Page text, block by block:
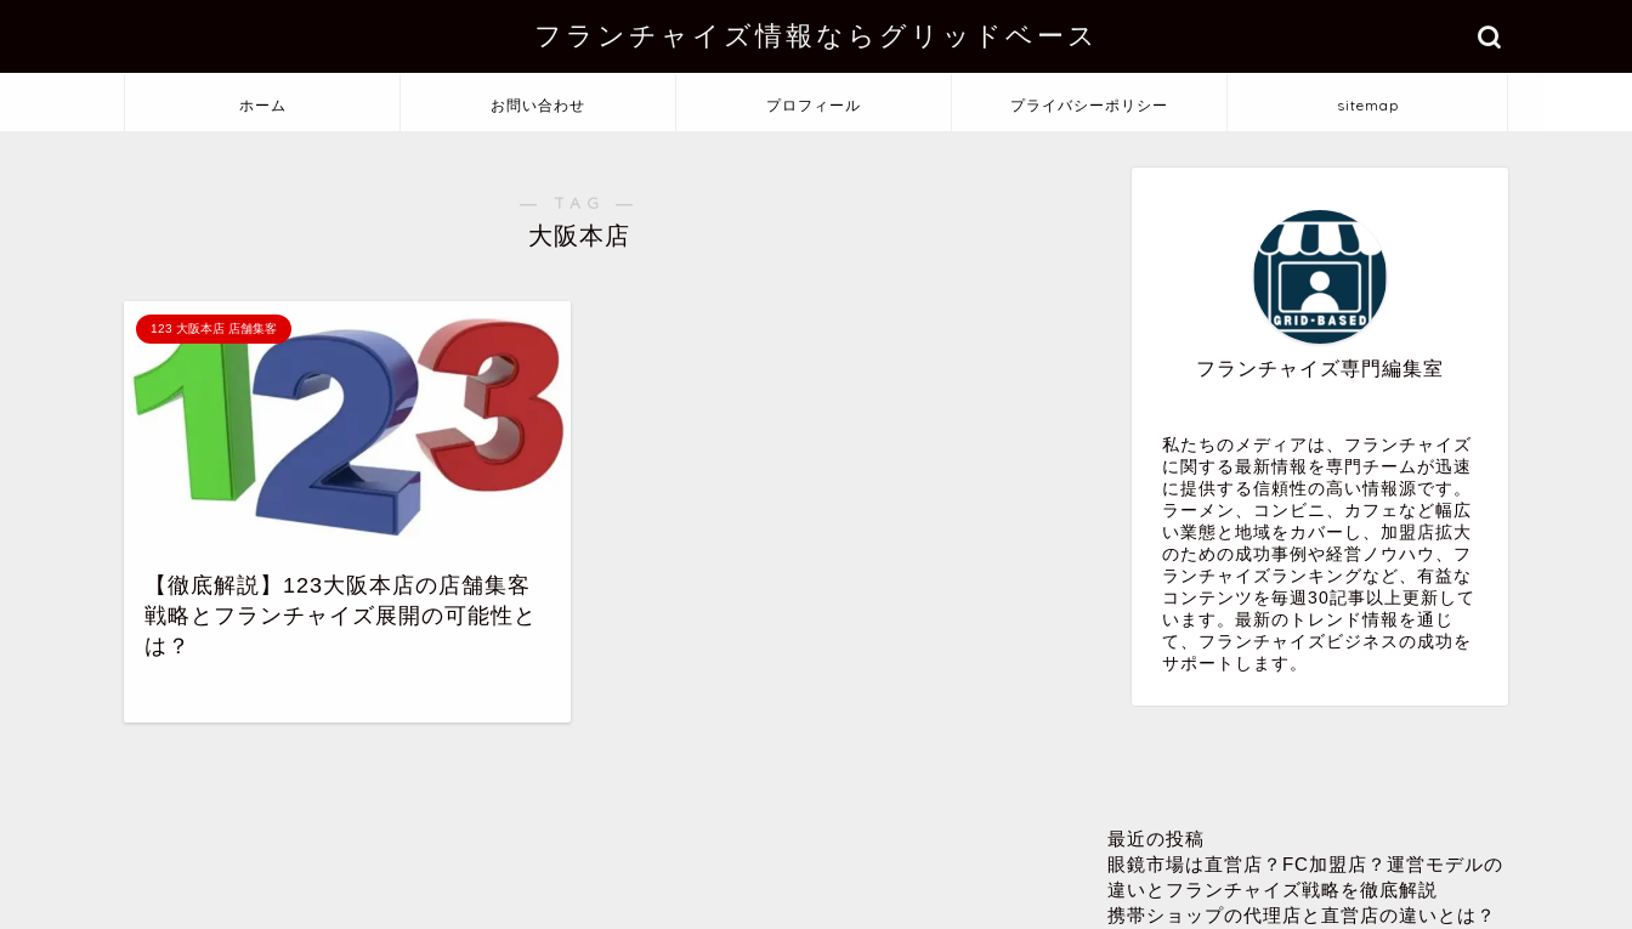
フランチャイズ情報ならグリッドベース
ホーム お問い合わせ プロフィール プライバシーポリシー sitemap
― TAG ―
大阪本店
123 大阪本店 店舗集客
【徹底解説】123大阪本店の店舗集客
戦略とフランチャイズ展開の可能性と
は？
フランチャイズ専門編集室
私たちのメディアは、フランチャイズ
に関する最新情報を専門チームが迅速
に提供する信頼性の高い情報源です。
ラーメン、コンビニ、カフェなど幅広
い業態と地域をカバーし、加盟店拡大
のための成功事例や経営ノウハウ、フ
ランチャイズランキングなど、有益な
コンテンツを毎週30記事以上更新して
います。最新のトレンド情報を通じ
て、フランチャイズビジネスの成功を
サポートします。
最近の投稿
眼鏡市場は直営店？FC加盟店？運営モデルの
違いとフランチャイズ戦略を徹底解説
携帯ショップの代理店と直営店の違いとは？